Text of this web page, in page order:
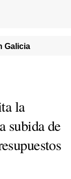
Galicia
la
subida de